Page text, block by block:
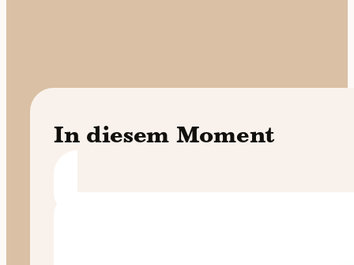
In diesem Moment